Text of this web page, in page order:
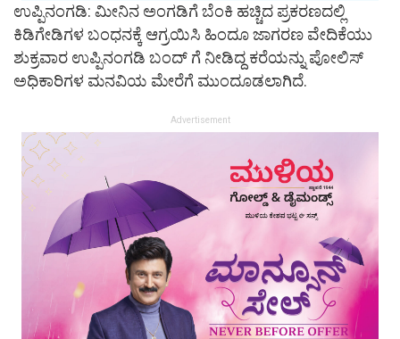
ಉಪ್ಪಿನಂಗಡಿ: ಮೀನಿನ ಅಂಗಡಿಗೆ ಬೆಂಕಿ ಹಚ್ಚಿದ ಪ್ರಕರಣದಲ್ಲಿ
ಕಿಡಿಗೇಡಿಗಳ ಬಂಧನಕ್ಕೆ ಆಗ್ರಯಿಸಿ ಹಿಂದೂ ಜಾಗರಣ ವೇದಿಕೆಯು
ಶುಕ್ರವಾರ ಉಪ್ಪಿನಂಗಡಿ ಬಂದ್ ಗೆ ನೀಡಿದ್ದ ಕರೆಯನ್ನು ಪೋಲಿಸ್
ಅಧಿಕಾರಿಗಳ ಮನವಿಯ ಮೇರೆಗೆ ಮುಂದೂಡಲಾಗಿದೆ.
Advertisement